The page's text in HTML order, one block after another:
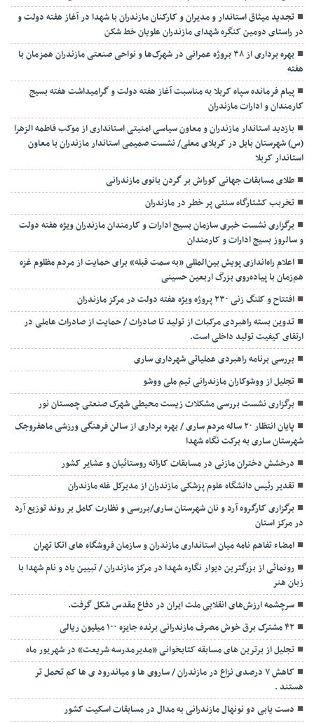
تجدید میثاق استاندار و مدیران و کارکنان مازندران با شهدا در آغاز هفته دولت و
در راستای دومین کنگره شهدای مازندران علویان خط شکن
بهره برداری از ۳۸ بروژه عمرانی در شهرک‌ها و نواحی صنعتی مازندران همزمان با
هفته
پیام فرمانده سپاه کربلا به مناسبت آغاز هفته دولت و گرامیداشت هفته بسیج
کارمندان و ادارات مازندران
بازدید استاندار مازندران و معاون سیاسی امنیتی استانداری از موکب فاطمه الزهرا
(س) شهرستان بابل در کربلای معلی/ نشست صمیمی استاندار مازندران با معاون
استاندار کربلا
طلای مسابقات جهانی کوراش بر گردن بانوی مازندرانی
تخربب کشتارگاه سنتی پر خطر در مازندران
برگزاری نشست خبری سازمان بسیج ادارات و کارمندان مازندران ویژه هفته دولت
و سالروز بسیج ادارات و کارمندان
اعلام راه‌اندازی پویش بین‌المللی «به سمت قبله» برای حمایت از مردم مظلوم غزه
هم‌زمان با پیاده‌روی بزرگ اربعین حسینی
افتتاح و کلنگ زنی ۲۳۰ پروژه ویژه هفته دولت در مرکز مازندران
تدوین بسته راهبردی مرکبات از تولید تا صادرات / حمایت از صادرات عاملی در
ارتقای کیفیت تولید داخلی است.
بررسی برنامه راهبردی عملیاتی شهرداری ساری
تجلیل از ووشوکاران مازندرانی تیم ملی ووشو
برگزاری نشست بررسی مشکلات زیست محیطی شهرک صنعتی چمستان نور
پایان انتظار ۲۰ ساله مردم ساری / بهره برداری از سالن فرهنگی ورزشی ماهفروجک
شهرستان ساری به برکت نگاه شهدا
درخشش دختران مازنی در مسابقات کاراته روستائیان و عشایر کشور
تقدیر رئیس دانشگاه علوم پزشکی مازندران از مدیرکل غله مازندران
برگزاری کارگروه آرد و نان شهرستان ساری/بررسی و نظارت کامل بر روند توزیع آرد
در مرکز استان
امضاء تفاهم نامه میان استانداری مازندران و سازمان فروشگاه های اتکا تهران
رونمائی از بزرگترین دیوار نگاره شهدا در مرکز مازندران / تبیین یاد و نام شهدا با
زبان هنر
سرچشمه ارزش‌های انقلابی ملت ایران در دفاع مقدس شکل گرفت.
۴۲ مشترک برق خوش مصرف مازندرانی برنده جایزه ۱۰۰ میلیون ریالی
تجلیل از برترین های مسابقه کتابخوانی «مدیرمدرسه شریعت» در شهریور ماه
کاهش ۷ درصدی نزاع در مازندران / ساروی ها و میاندرود ی ها کم تحمل تر
هستند‌ .
دست یابی دو نونهال مازندرانی به مدال در مسابقات اسکیت کشور